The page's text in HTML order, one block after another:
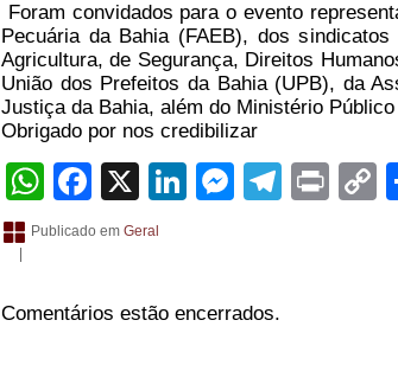
Foram convidados para o evento
Pecuária da Bahia (FAEB), dos
Agricultura, de Segurança, Direitos
União dos Prefeitos da Bahia (UPB), da
Justiça da Bahia, além do Ministério
Obrigado por nos credibilizar
WhatsApp
Facebook
X LinkedIn
Publicado em Geral
Comentários estão encerrados.